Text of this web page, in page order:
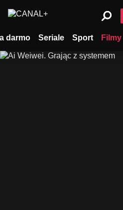
darmo Seriale Sport Filmy